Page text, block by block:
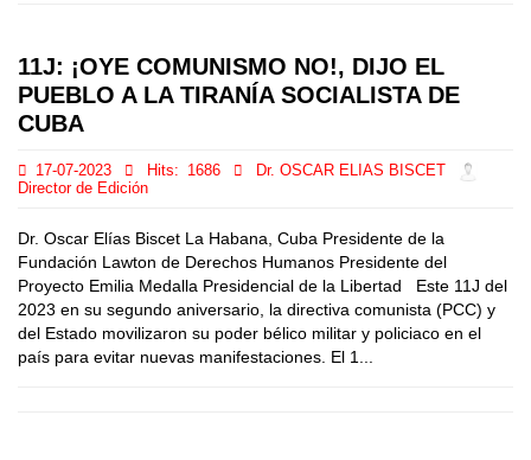
11J: ¡OYE COMUNISMO NO!, DIJO EL
PUEBLO A LA TIRANÍA SOCIALISTA DE
CUBA
17-07-2023 Hits: 1686
Dr. OSCAR ELIAS BISCET
Director de Edición
Dr. Oscar Elías Biscet La Habana, Cuba Presidente de la
Fundación Lawton de Derechos Humanos Presidente del
Proyecto Emilia Medalla Presidencial de la Libertad Este 11J del
2023 en su segundo aniversario, la directiva comunista (PCC) y
del Estado movilizaron su poder bélico militar y policiaco en el
país para evitar nuevas manifestaciones. El 1...